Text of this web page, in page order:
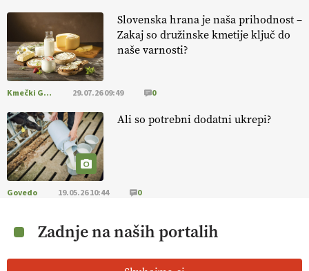
Slovenska hrana je naša prihodnost –
Zakaj so družinske kmetije ključ do
naše varnosti?
Kmečki Glas 29.07.26 09:49 0
Ali so potrebni dodatni ukrepi?
Govedo 19.05.26 10:44 0
Zadnje na naših portalih